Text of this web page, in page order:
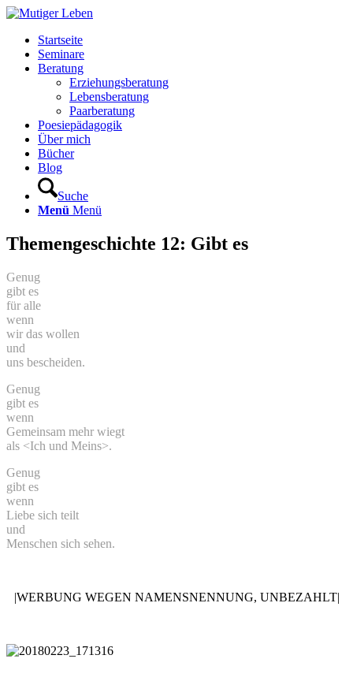
Startseite
Seminare
Beratung
Erziehungsberatung
Lebensberatung
Paarberatung
Poesiepädagogik
Über mich
Bücher
Blog
Suche
Menü Menü
Themengeschichte 12: Gibt es
Genug
gibt es
für alle
wenn
wir das wollen
und
uns bescheiden.
Genug
gibt es
wenn
Gemeinsam mehr wiegt
als <Ich und Meins>.
Genug
gibt es
wenn
Liebe sich teilt
und
Menschen sich sehen.
|WERBUNG WEGEN NAMENSNENNUNG, UNBEZAHLT|